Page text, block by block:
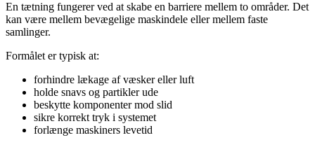
En tætning fungerer ved at skabe en barriere mellem to områder. Det
kan være mellem bevægelige maskindele eller mellem faste
samlinger.
Formålet er typisk at:
forhindre lækage af væsker eller luft
holde snavs og partikler ude
beskytte komponenter mod slid
sikre korrekt tryk i systemet
forlænge maskiners levetid